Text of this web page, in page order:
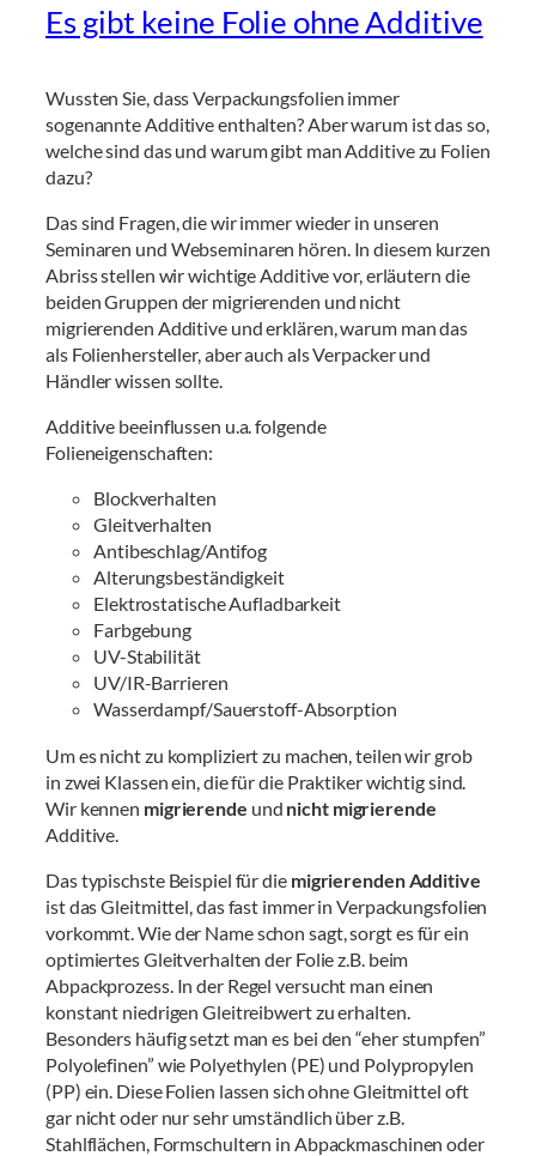
Es gibt keine Folie ohne Additive
Wussten Sie, dass Verpackungsfolien immer
sogenannte Additive enthalten? Aber warum ist das so,
welche sind das und warum gibt man Additive zu Folien
dazu?
Das sind Fragen, die wir immer wieder in unseren
Seminaren und Webseminaren hören. In diesem kurzen
Abriss stellen wir wichtige Additive vor, erläutern die
beiden Gruppen der migrierenden und nicht
migrierenden Additive und erklären, warum man das
als Folienhersteller, aber auch als Verpacker und
Händler wissen sollte.
Additive beeinflussen u.a. folgende
Folieneigenschaften:
Blockverhalten
Gleitverhalten
Antibeschlag/Antifog
Alterungsbeständigkeit
Elektrostatische Aufladbarkeit
Farbgebung
UV-Stabilität
UV/IR-Barrieren
Wasserdampf/Sauerstoff-Absorption
Um es nicht zu kompliziert zu machen, teilen wir grob
in zwei Klassen ein, die für die Praktiker wichtig sind.
Wir kennen migrierende und nicht migrierende
Additive.
Das typischste Beispiel für diemigrierenden Additive
ist das Gleitmittel, das fast immer in Verpackungsfolien
vorkommt. Wie der Name schon sagt, sorgt es für ein
optimiertes Gleitverhalten der Folie z.B. beim
Abpackprozess. In der Regel versucht man einen
konstant niedrigen Gleitreibwert zu erhalten.
Besonders häufig setzt man es bei den “eher stumpfen”
Polyolefinen” wie Polyethylen (PE) und Polypropylen
(PP) ein. Diese Folien lassen sich ohne Gleitmittel oft
gar nicht oder nur sehr umständlich über z.B.
Stahlflächen, Formschultern in Abpackmaschinen oder